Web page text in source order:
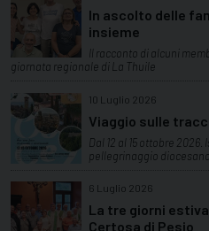
In ascolto delle
insieme
Il racconto di alcuni
giornata regionale di La Thuile
10 Luglio 2026
Viaggio sulle
Dal 12 al 15 ottobre
pellegrinaggio diocesano.
6 Luglio 2026
La tre giorni
Certosa di Pesio